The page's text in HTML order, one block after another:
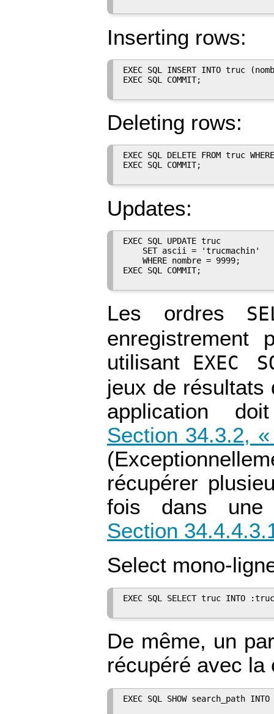
Inserting rows:
EXEC SQL INSERT INTO truc
EXEC SQL COMMIT;
Deleting rows:
EXEC SQL DELETE FROM truc
EXEC SQL COMMIT;
Updates:
EXEC SQL UPDATE truc
    SET ascii = 'trucmachin'
    WHERE nombre = 9999;
EXEC SQL COMMIT;
Les ordres
enregistrement
utilisant
EXEC
jeux de résultats
application
Section 34.3.2,
récupérer
fois dans une
Section
Select mono-
EXEC SQL SELECT truc INTO
De même, un
récupéré avec
EXEC SQL SHOW search_path